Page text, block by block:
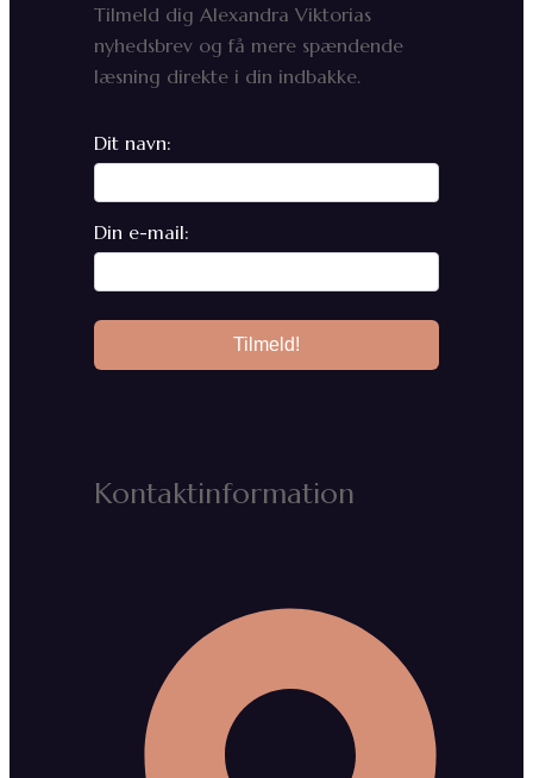
Tilmeld dig Alexandra Viktorias
nyhedsbrev og få mere spændende
læsning direkte i din indbakke.
Dit navn:
Din e-mail:
Kontaktinformation